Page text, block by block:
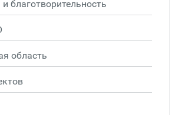
благотворительность
область